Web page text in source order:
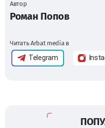
Автор
Роман Попов
Читать Arbat media в
Telegram